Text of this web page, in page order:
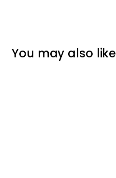
You may also like